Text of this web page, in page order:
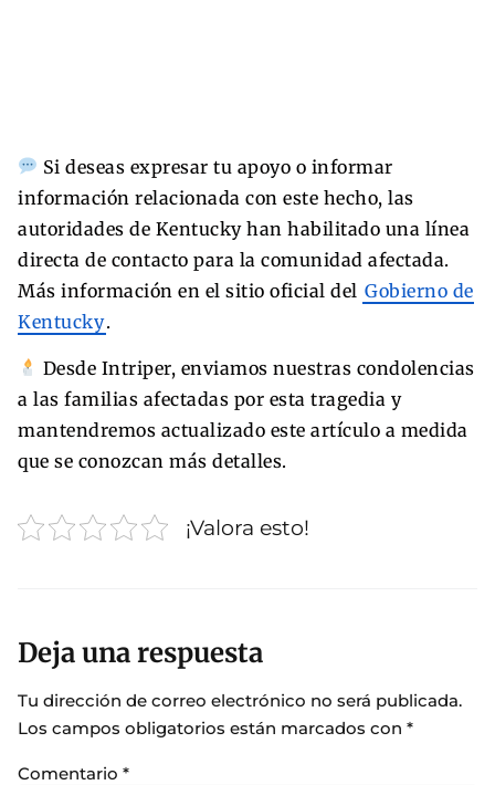
Si deseas expresar tu apoyo o informar
información relacionada con este hecho, las
autoridades de Kentucky han habilitado una línea
directa de contacto para la comunidad afectada.
Más información en el sitio oficial del Gobierno de
Kentucky.
Desde Intriper, enviamos nuestras condolencias
a las familias afectadas por esta tragedia y
mantendremos actualizado este artículo a medida
que se conozcan más detalles.
¡Valora esto!
Deja una respuesta
Tu dirección de correo electrónico no será publicada.
Los campos obligatorios están marcados con *
Comentario *